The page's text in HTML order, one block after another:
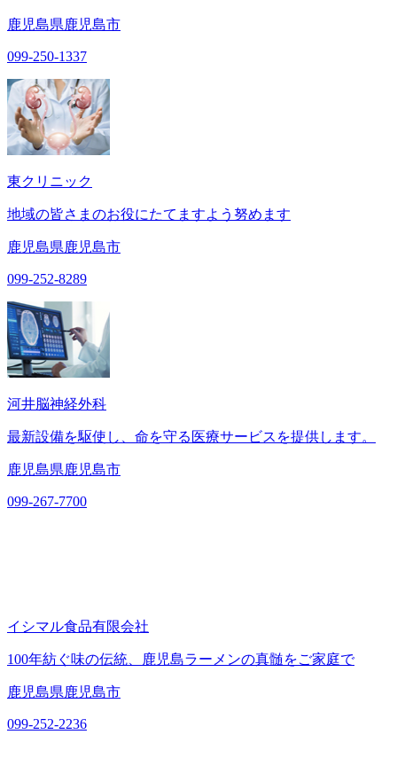
鹿児島県鹿児島市
099-250-1337
東クリニック
地域の皆さまのお役にたてますよう努めます
鹿児島県鹿児島市
099-252-8289
河井脳神経外科
最新設備を駆使し、命を守る医療サービスを提供します。
鹿児島県鹿児島市
099-267-7700
イシマル食品有限会社
100年紡ぐ味の伝統、鹿児島ラーメンの真髄をご家庭で
鹿児島県鹿児島市
099-252-2236